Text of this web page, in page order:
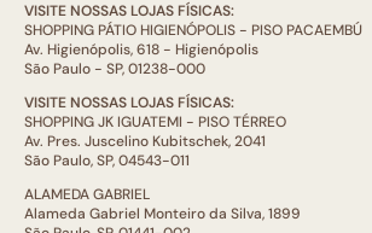
VISITE NOSSAS LOJAS FÍSICAS:
SHOPPING PÁTIO HIGIENÓPOLIS - PISO PACAEMBÚ
Av. Higienópolis, 618 - Higienópolis
São Paulo - SP, 01238-000
VISITE NOSSAS LOJAS FÍSICAS:
SHOPPING JK IGUATEMI - PISO TÉRREO
Av. Pres. Juscelino Kubitschek, 2041
São Paulo, SP, 04543-011
ALAMEDA GABRIEL
Alameda Gabriel Monteiro da Silva, 1899